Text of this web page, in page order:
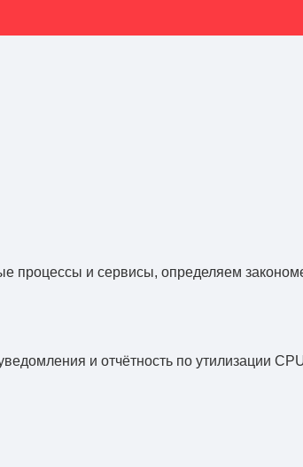
процессы и сервисы, определяем
и отчётность по утилизации